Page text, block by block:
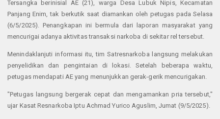
Tersangka berinisial AE (21), warga Desa Lubuk Nipis, Kecamatan
Panjang Enim, tak berkutik saat diamankan oleh petugas pada Selasa
(6/5/2025). Penangkapan ini bermula dari laporan masyarakat yang
mencurigai adanya aktivitas transaksi narkoba di sekitar rel tersebut.
Menindaklanjuti informasi itu, tim Satresnarkoba langsung melakukan
penyelidikan dan pengintaian di lokasi. Setelah beberapa waktu,
petugas mendapati AE yang menunjukkan gerak-gerik mencurigakan.
"Petugas langsung bergerak cepat dan mengamankan pria tersebut,"
ujar Kasat Resnarkoba Iptu Achmad Yurico Aguslim, Jumat (9/5/2025).